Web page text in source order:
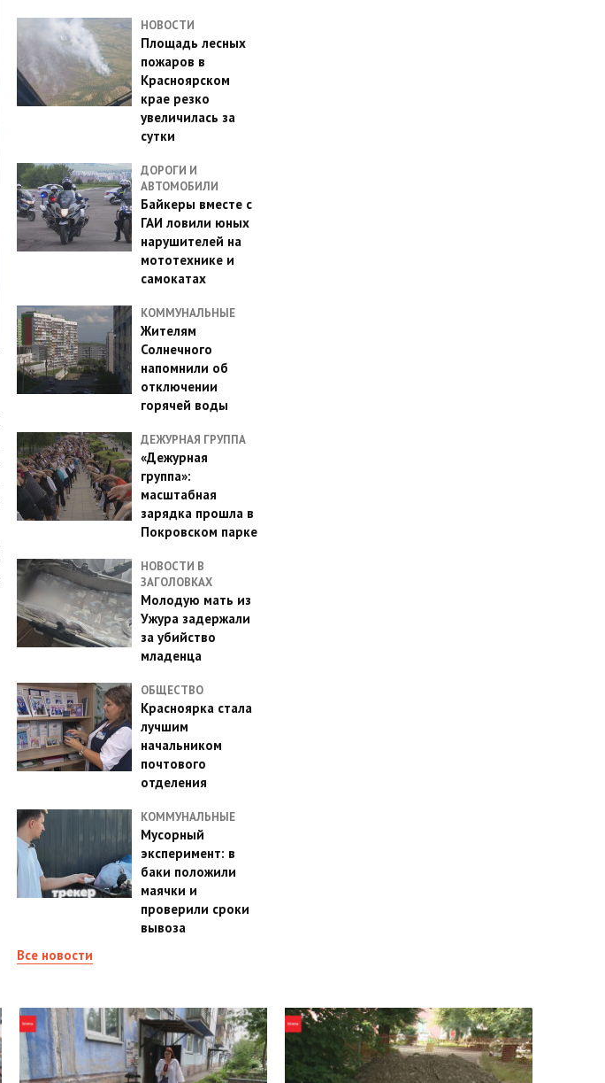
НОВОСТИ
Площадь лесных
пожаров в
Красноярском
крае резко
увеличилась за
сутки
ДОРОГИ И
АВТОМОБИЛИ
Байкеры вместе с
ГАИ ловили юных
нарушителей на
мототехнике и
самокатах
КОММУНАЛЬНЫЕ
Жителям
Солнечного
напомнили об
отключении
горячей воды
ДЕЖУРНАЯ ГРУППА
«Дежурная
группа»:
масштабная
зарядка прошла в
Покровском парке
НОВОСТИ В
ЗАГОЛОВКАХ
Молодую мать из
Ужура задержали
за убийство
младенца
ОБЩЕСТВО
Красноярка стала
лучшим
начальником
почтового
отделения
КОММУНАЛЬНЫЕ
Мусорный
эксперимент: в
баки положили
маячки и
проверили сроки
вывоза
Все новости